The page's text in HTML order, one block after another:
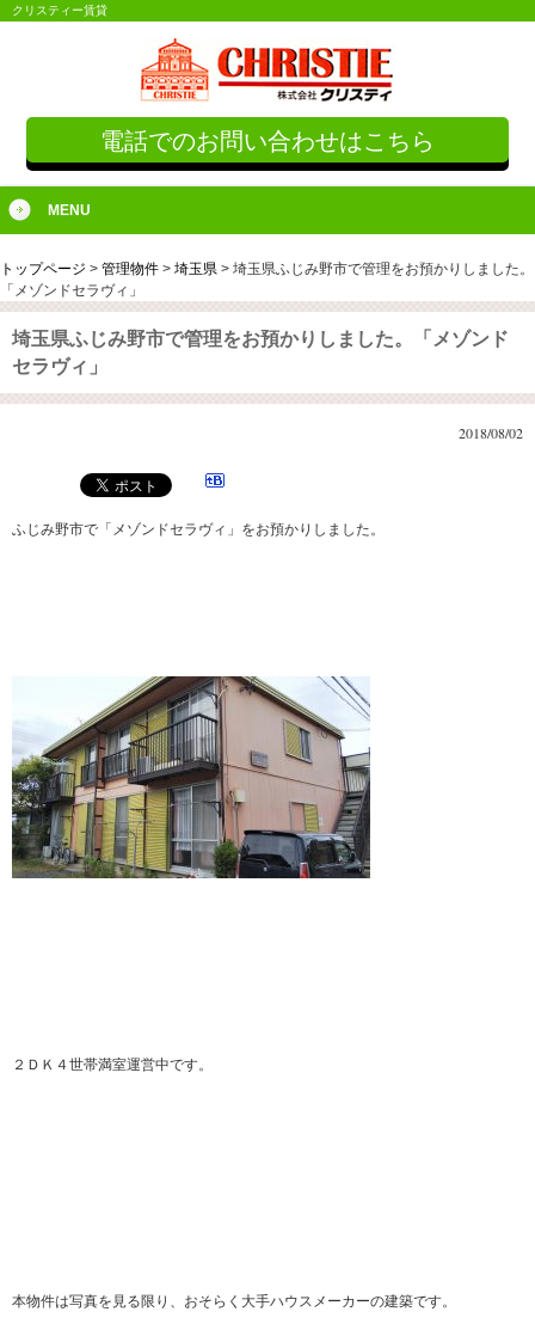
クリスティー賃貸
電話でのお問い合わせはこちら
MENU
トップページ > 管理物件 > 埼玉県 > 埼玉県ふじみ野市で管理をお預かりしました。
「メゾンドセラヴィ」
埼玉県ふじみ野市で管理をお預かりしました。「メゾンド
セラヴィ」
2018/08/02
ふじみ野市で「メゾンドセラヴィ」をお預かりしました。
２ＤＫ４世帯満室運営中です。
本物件は写真を見る限り、おそらく大手ハウスメーカーの建築です。